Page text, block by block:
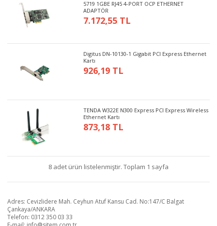
5719 1GBE RJ45 4-PORT OCP ETHERNET
ADAPTÖR
7.172,55 TL
Digitus DN-10130-1 Gigabit PCI Express Ethernet
Kartı
926,19 TL
TENDA W322E N300 Express PCI Express Wireless
Ethernet Kartı
873,18 TL
8 adet ürün listelenmiştir. Toplam 1 sayfa
Adres: Cevizlidere Mah. Ceyhun Atuf Kansu Cad. No:147/C Balgat
Çankaya/ANKARA
Telefon: 0312 350 03 33